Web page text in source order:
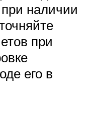
наличии
при
его в